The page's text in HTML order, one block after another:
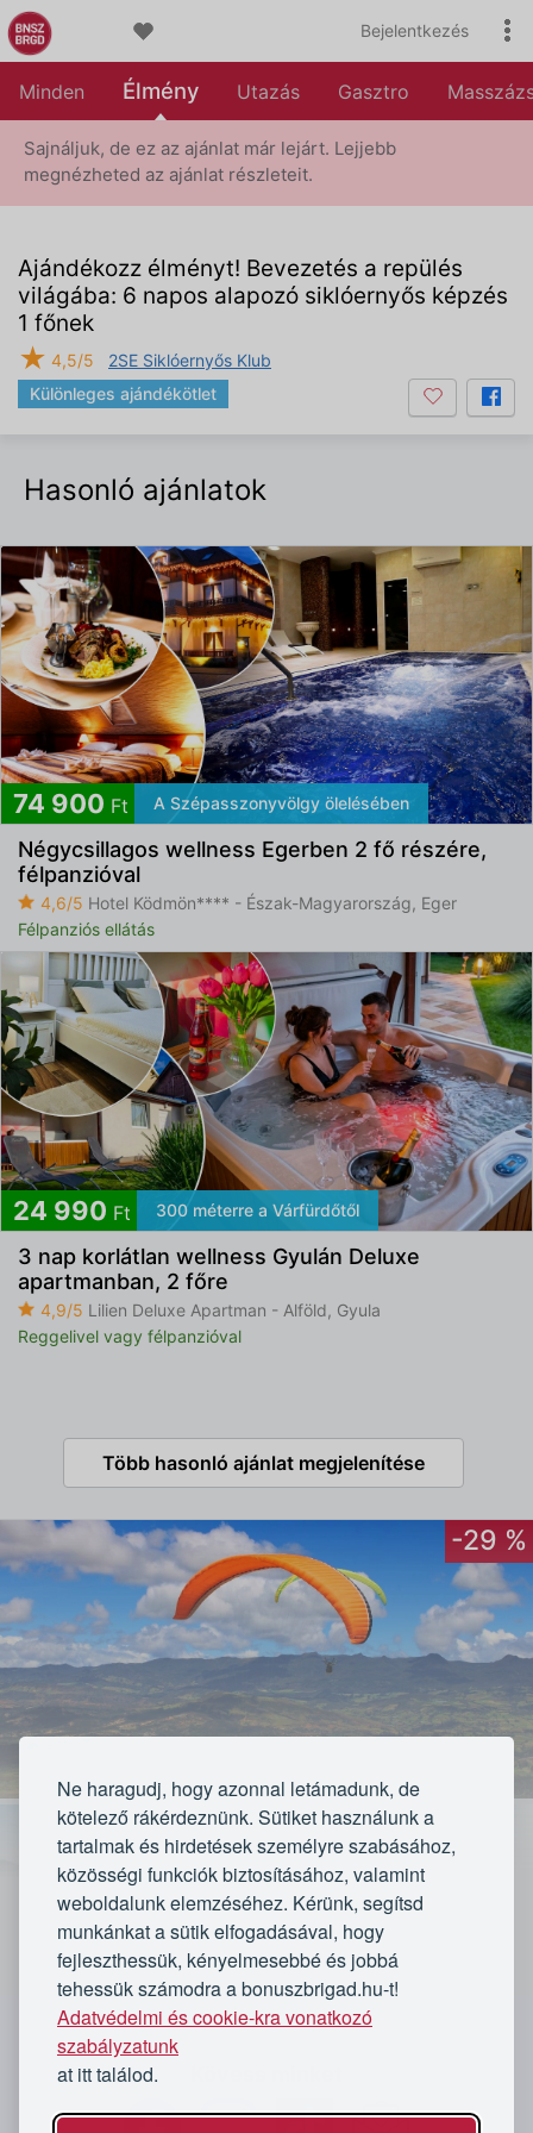
Ne haragudj, hogy azonnal letámadunk, de
kötelező rákérdeznünk. Sütiket használunk a
tartalmak és hirdetések személyre szabásához,
közösségi funkciók biztosításához, valamint
weboldalunk elemzéséhez. Kérünk, segítsd
munkánkat a sütik elfogadásával, hogy
fejleszthessük, kényelmesebbé és jobbá
tehessük számodra a bonuszbrigad.hu-t!
Adatvédelmi és cookie-kra vonatkozó
szabályzatunk
at itt találod.
Bejelentkezés
Minden Élmény Utazás Gasztro
Sajnáljuk, de ez az ajánlat már lejárt. Lejjebb
megnézheted az ajánlat részleteit.
Ajándékozz élményt! Bevezetés a repülés
világába: 6 napos alapozó siklóernyős képzés
1 főnek
★ 4,5/5
2SE Siklóernyős Klub
Különleges ajándékötlet
Hasonló ajánlatok
74 900 Ft A Szépasszonyvölgy ölelésében
Négycsillagos wellness Egerben 2 fő részére,
félpanzióval
4,6/5 Hotel Ködmön**** - Észak-Magyarország, Eger
Félpanziós ellátás
24 990 Ft 300 méterre a Várfürdőtől
3 nap korlátlan wellness Gyulán Deluxe
apartmanban, 2 főre
4,9/5 Lilien Deluxe Apartman - Alföld, Gyula
Reggelivel vagy félpanzióval
Több hasonló ajánlat megjelenítése
-29 %
Lejárt
Az ajánlat lejárt 8 vásárló 37 értékelés
`